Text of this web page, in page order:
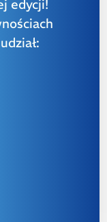
edycji!